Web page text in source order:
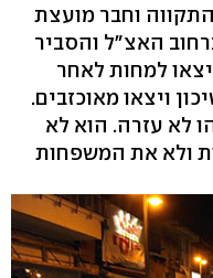
וחבר מועצת
האצ"ל והסביר
למחות לאחר
ויצאו מאוכזבים.
לא עזרה. הוא לא
ולא את המשפחות